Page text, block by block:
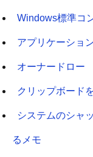
Windows標準コ
アプリケーショ
オーナードロー
クリップボード
システムのシャ
るメモ